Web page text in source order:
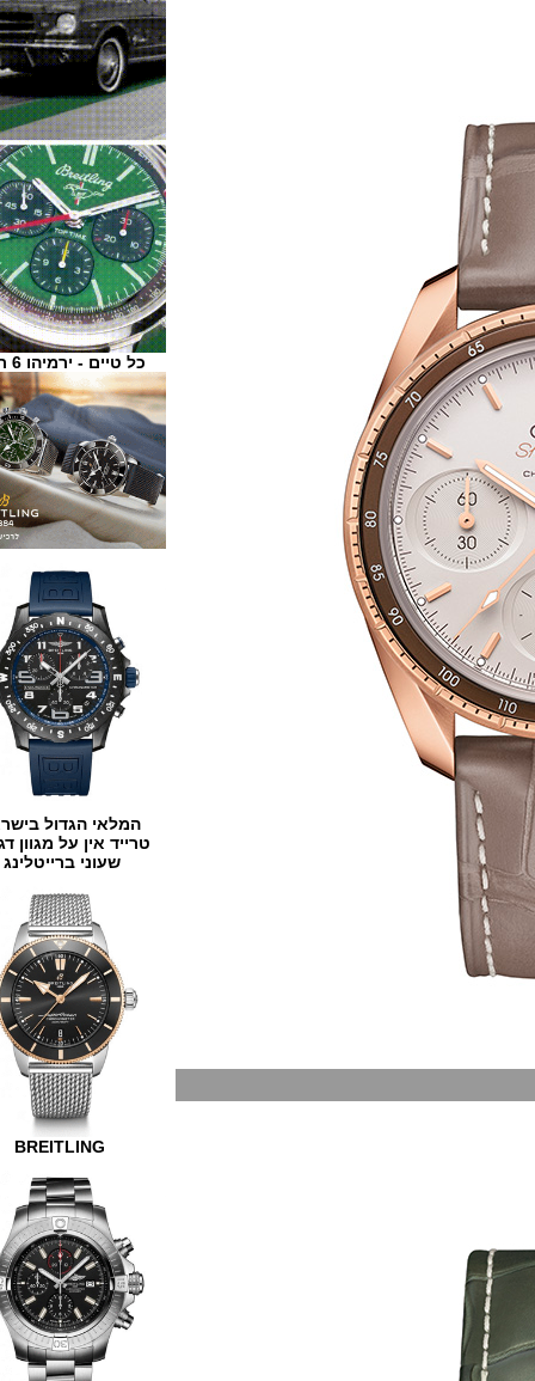
כל טיים - ירמיהו 6 ת"א
המלאי הגדול בישראל
טרייד אין על מגוון דגמים
שעוני ברייטלינג
BREITLING